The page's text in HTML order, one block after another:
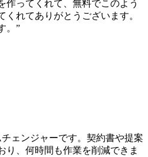
作ってくれて、無料でこのよう
くれてありがとうございます。
。 ”
ェンジャーです。契約書や提案
り、何時間も作業を削減できま